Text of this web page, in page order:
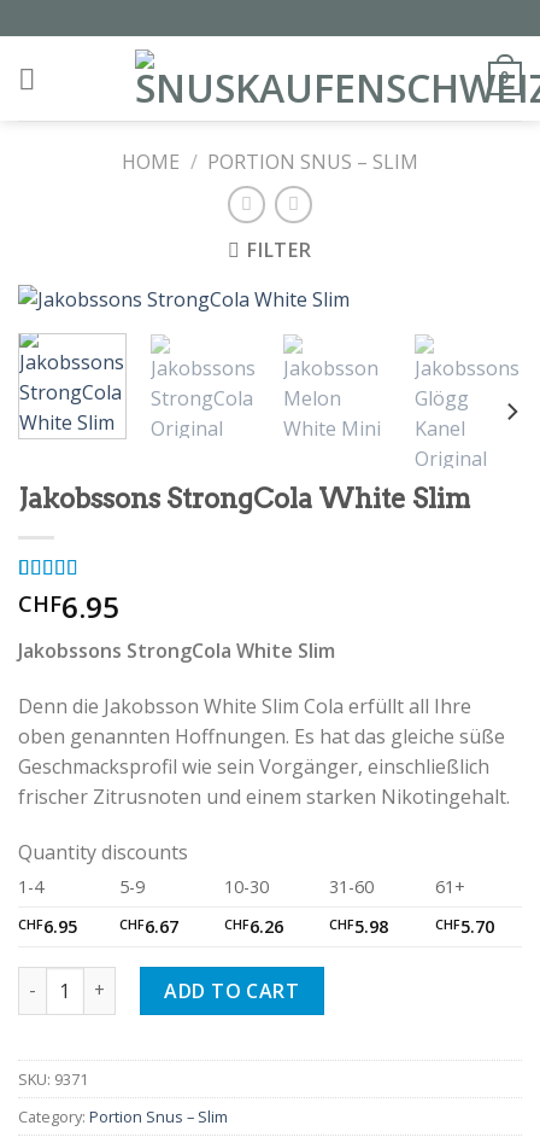
to
content
0
HOME / PORTION SNUS – SLIM
FILTER
Jakobssons StrongCola White Slim
Rated5.00
out of 5
1
customer
CHF6.95
Jakobssons StrongCola White Slim
Denn die Jakobsson White Slim Cola erfüllt all Ihre
oben genannten Hoffnungen. Es hat das gleiche süße
Geschmacksprofil wie sein Vorgänger, einschließlich
frischer Zitrusnoten und einem starken Nikotingehalt.
Quantity discounts
1-4 5-9 10-30 31-60 61+
CHF6.95 CHF6.67 CHF6.26 CHF5.98 CHF5.70
Jakobssons StrongCola White Slim quantity
ADD TO CART
SKU: 9371
Category: Portion Snus – Slim